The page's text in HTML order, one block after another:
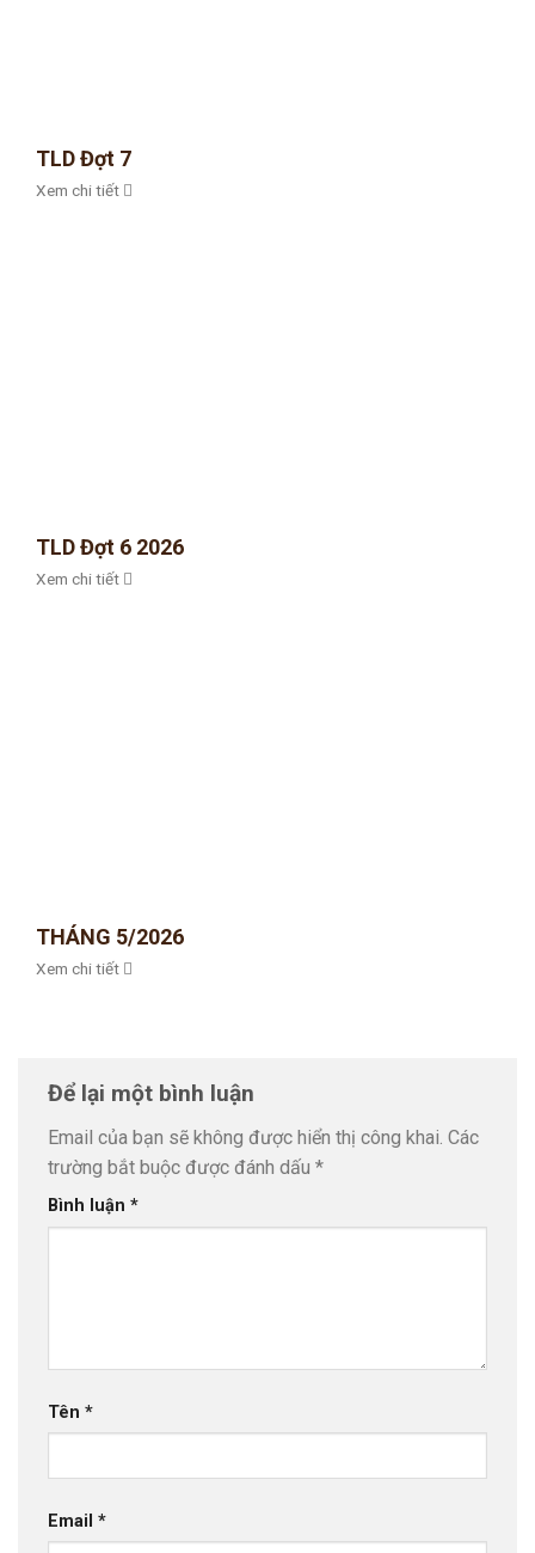
TLD Đợt 7
Xem chi tiết
TLD Đợt 6 2026
Xem chi tiết
THÁNG 5/2026
Xem chi tiết
Để lại một bình luận
Email của bạn sẽ không được hiển thị công khai. Các
trường bắt buộc được đánh dấu *
Bình luận *
Tên *
Email *